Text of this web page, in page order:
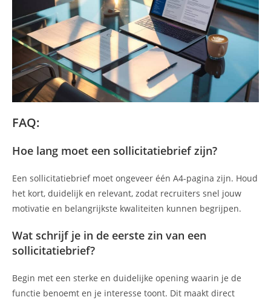
FAQ:
Hoe lang moet een sollicitatiebrief zijn?
Een sollicitatiebrief moet ongeveer één A4-pagina zijn. Houd
het kort, duidelijk en relevant, zodat recruiters snel jouw
motivatie en belangrijkste kwaliteiten kunnen begrijpen.
Wat schrijf je in de eerste zin van een
sollicitatiebrief?
Begin met een sterke en duidelijke opening waarin je de
functie benoemt en je interesse toont. Dit maakt direct